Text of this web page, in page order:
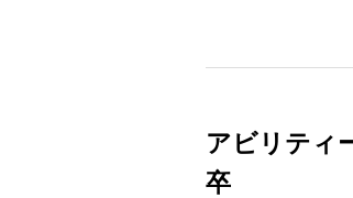
アビリティ
卒